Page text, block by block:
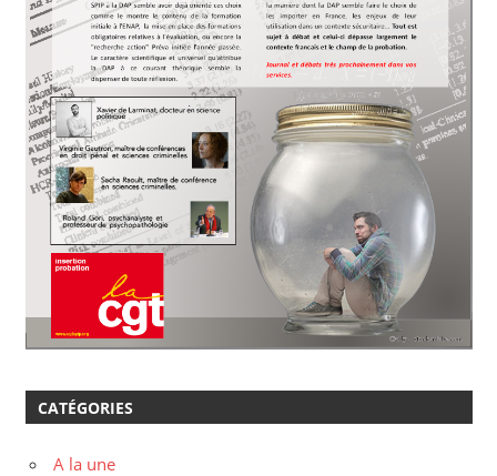
CATÉGORIES
A la une